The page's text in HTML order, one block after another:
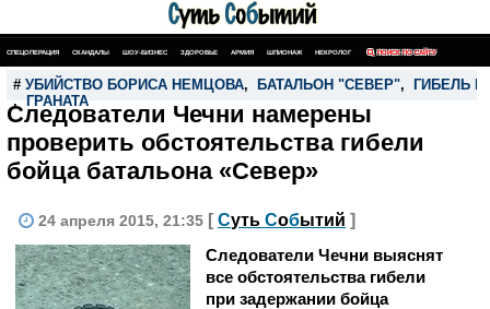
СПЕЦОПЕРАЦИЯ СКАНДАЛЫ ШОУ-БИЗНЕС ЗДОРОВЬЕ АРМИЯ ШПИОНАЖ НЕКРОЛОГ ПОИСК ПО САЙТУ
# УБИЙСТВО БОРИСА НЕМЦОВА, БАТАЛЬОН "СЕВЕР",
ГИБЕЛЬ
,
ГРАНАТА
Следователи Чечни намерены
проверить обстоятельства гибели
бойца батальона «Север»
24 апреля 2015, 21:35 [ Суть Событий ]
Следователи Чечни выяснят
все обстоятельства гибели
при задержании бойца